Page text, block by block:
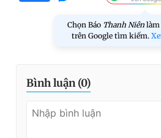
Chọn Báo Thanh Niên làm
trên Google tìm kiếm.
Bình luận (0)